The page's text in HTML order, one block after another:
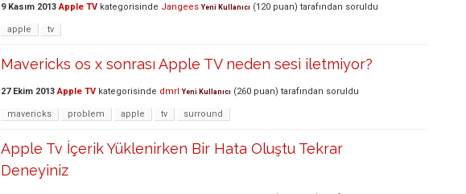
9 Kasım 2013 Apple TV kategorisinde Jangees Yeni Kullanıcı (120 puan) tarafından soruldu
apple tv
Mavericks os x sonrası Apple TV neden sesi iletmiyor?
27 Ekim 2013 Apple TV kategorisinde dmrl Yeni Kullanıcı (260 puan) tarafından soruldu
mavericks problem apple tv surround
Apple Tv İçerik Yüklenirken Bir Hata Oluştu Tekrar
Deneyiniz